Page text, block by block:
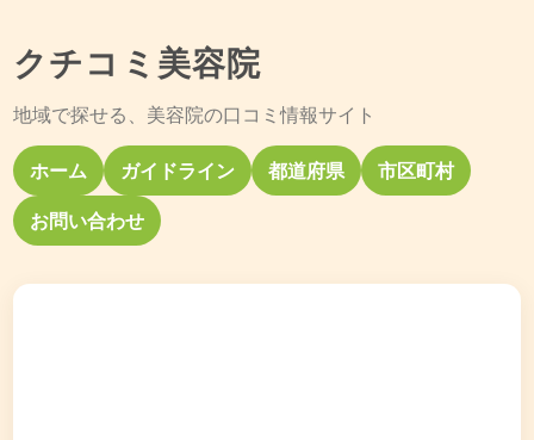
クチコミ美容院
地域で探せる、美容院の口コミ情報サイト
ホーム ガイドライン 都道府県 市区町村
お問い合わせ